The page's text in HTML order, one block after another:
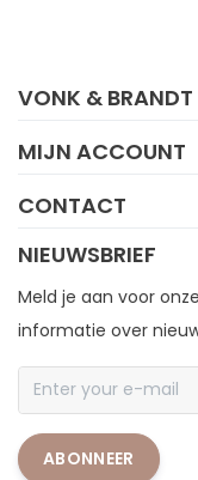
VONK & BRANDT
MIJN ACCOUNT
CONTACT
NIEUWSBRIEF
Meld je aan voor
informatie over
ABONNEER